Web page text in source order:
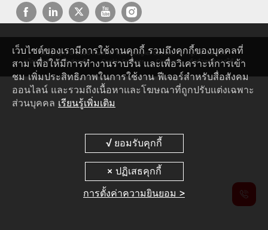
Copyright © 2026 Huawei Technologies Co., Ltd. All rights reserved.
นโยบายความเป็นส่วนตัว
Cookie Settings Cookies ข้อกำหนดการใช้งาน
เว็บไซต์ของเรามีการใช้งานคุกกี้ รวมถึงคุกกี้ของบุคคลที่
สาม เพื่อให้มีการทำงานราบรื่น และเพื่อวิเคราะห์การเข้า
ชม เพิ่มประสิทธิภาพในการใช้งาน ฟีเจอร์สำหรับสื่อสังคม
ออนไลน์ และรวมถึงเนื้อหาและโฆษณาที่ถูกปรับแต่งเฉพาะ
ส่วนบุคคล เรียนรู้เพิ่มเติม
การตั้งค่าความยินยอม >